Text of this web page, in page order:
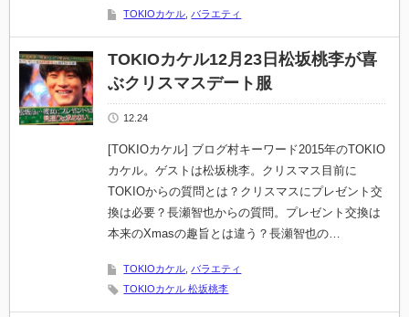
TOKIOカケル バラエティ
TOKIOカケル12月23日松坂桃李が喜
ぶクリスマスデート服
12.24
[TOKIOカケル] ブログ村キーワード2015年のTOKIO
カケル。ゲストは松坂桃李。クリスマス目前に
TOKIOからの質問とは？クリスマスにプレゼント交
換は必要？長瀬智也からの質問。プレゼント交換は
本来のXmasの趣旨とは違う？長瀬智也の…
TOKIOカケル バラエティ
TOKIOカケル 松坂桃李